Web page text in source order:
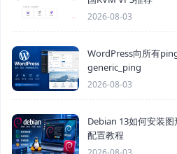
2026-08-03
WordPress向所有
generic_ping
2026-08-03
Debian 13如何安装
配置教程